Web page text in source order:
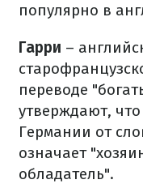
популярно в
Гарри –
переводе
утверждают,
Германии от
означает
обладатель".